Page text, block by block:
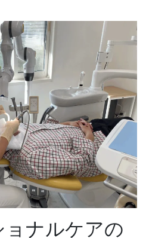
ナルケアの